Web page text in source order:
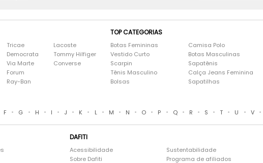
Tricae
Democrata
Via Marte
Forum
Ray-Ban
Lacoste
Tommy Hilfiger
Converse
TOP CATEGORIAS
Botas Femininas
Vestido Curto
Scarpin
Tênis Masculino
Bolsas
Camisa Polo
Botas Masculinas
Sapatênis
Calça Jeans Feminina
Sapatilhas
F • G • H • I • J • K • L • M • N • O • P • Q • R • S • T • U • V •
DAFITI
Acessibilidade
Sobre Dafiti
Sustentabilidade
Programa de afiliados